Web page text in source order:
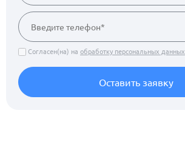
Согласен(на) на обработку персональных данных
Оставить заявку